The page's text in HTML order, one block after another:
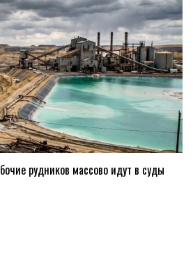
рудников массово идут в суды